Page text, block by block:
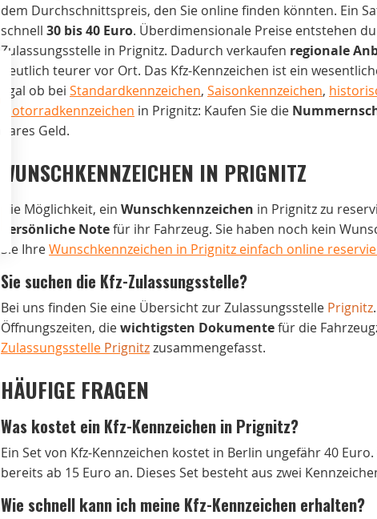
dem Durchschnittspreis, den Sie online finden könnten. Ein
schnell 30 bis 40 Euro. Überdimensionale Preise entstehen
Zulassungsstelle in Prignitz. Dadurch verkaufen regionale
deutlich teurer vor Ort. Das Kfz-Kennzeichen ist ein
Egal ob bei Standardkennzeichen, Saisonkennzeichen,
Motorradkennzeichen in Prignitz: Kaufen Sie die
bares Geld.
WUNSCHKENNZEICHEN IN PRIGNITZ
Die Möglichkeit, ein Wunschkennzeichen in Prignitz zu
persönliche Notefür ihr Fahrzeug. Sie haben noch kein
Sie IhreWunschkennzeichen in Prignitz einfach online
Sie suchen die Kfz-Zulassungsstelle?
Bei uns finden Sie eine Übersicht zur Zulassungsstelle Prignitz
Öffnungszeiten, diewichtigsten Dokumentefür die
Zulassungsstelle Prignitzzusammengefasst.
HÄUFIGE FRAGEN
Was kostet ein Kfz-Kennzeichen in Prignitz?
Ein Set von Kfz-Kennzeichen kostet in Berlin ungefähr 40
bereits ab 15 Euro an. Dieses Set besteht aus zwei
Wie schnell kann ich meine Kfz-Kennzeichen erhalten?